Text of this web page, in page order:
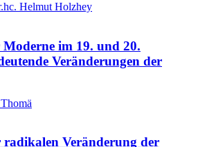
Helmut Holzhey
im 19. und 20.
Veränderungen der
radikalen Veränderung der